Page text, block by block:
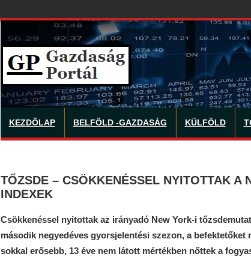
KEZDŐLAP BELFÖLD -GAZDASÁG KÜLFÖLD
TŐZSDE – CSÖKKENÉSSEL NYITOTTAK A
INDEXEK
Csökkenéssel nyitottak az irányadó New York-i
második negyedéves gyorsjelentési szezon, a befektetőket
sokkal erősebb, 13 éve nem látott mértékben nőttek a